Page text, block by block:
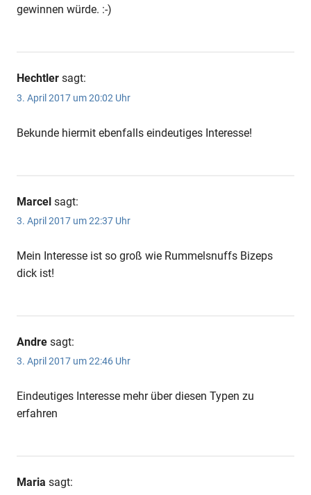
gewinnen würde. :-)
Hechtler sagt:
3. April 2017 um 20:02 Uhr
Bekunde hiermit ebenfalls eindeutiges Interesse!
Marcel sagt:
3. April 2017 um 22:37 Uhr
Mein Interesse ist so groß wie Rummelsnuffs Bizeps
dick ist!
Andre sagt:
3. April 2017 um 22:46 Uhr
Eindeutiges Interesse mehr über diesen Typen zu
erfahren
Maria sagt: